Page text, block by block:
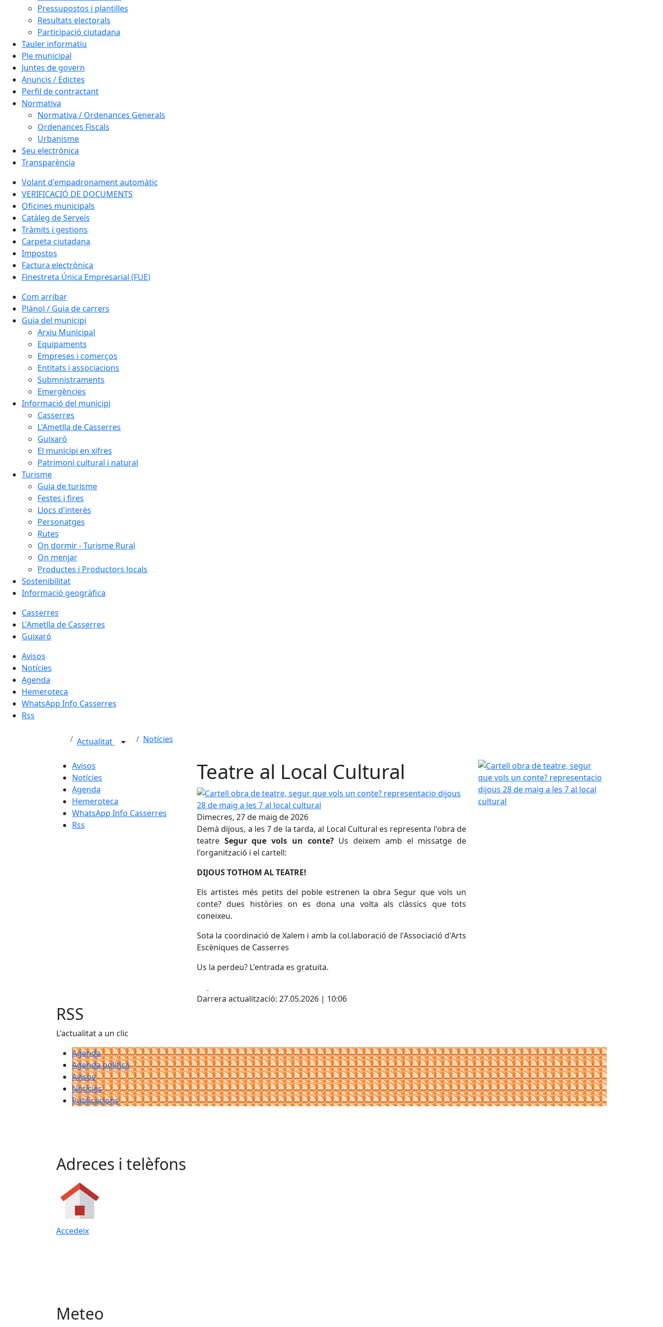
Pressupostos i plantilles
Resultats electorals
Participació ciutadana
Tauler informatiu
Ple municipal
Juntes de govern
Anuncis / Edictes
Perfil de contractant
Normativa
Normativa / Ordenances Generals
Ordenances Fiscals
Urbanisme
Seu electrònica
Transparència
Volant d'empadronament automàtic
VERIFICACIÓ DE DOCUMENTS
Oficines municipals
Catàleg de Serveis
Tràmits i gestions
Carpeta ciutadana
Impostos
Factura electrònica
Finestreta Única Empresarial (FUE)
Com arribar
Plànol / Guia de carrers
Guia del municipi
Arxiu Municipal
Equipaments
Empreses i comerços
Entitats i associacions
Submnistraments
Emergències
Informació del municipi
Casserres
L'Ametlla de Casserres
Guixaró
El municipi en xifres
Patrimoni cultural i natural
Turisme
Guia de turisme
Festes i fires
Llocs d'interès
Personatges
Rutes
On dormir - Turisme Rural
On menjar
Productes i Productors locals
Sostenibilitat
Informació geogràfica
Casserres
L'Ametlla de Casserres
Guixaró
Avisos
Notícies
Agenda
Hemeroteca
WhatsApp Info Casserres
Rss
Actualitat Notícies
Avisos
Notícies
Agenda
Hemeroteca
WhatsApp Info Casserres
Rss
Teatre al Local Cultural
Cartell obra de teatre, segur que vols un conte? representacio dijous 28 de maig a les 7 al local cultural
Dimecres, 27 de maig de 2026
Demà dijous, a les 7 de la tarda, al Local Cultural es representa l'obra de
teatre Segur que vols un conte?Us deixem amb el missatge de
l'organització i el cartell:
DIJOUS TOTHOM AL TEATRE!
Els artistes més petits del poble estrenen la obra Segur que vols un
conte? dues històries on es dona una volta als clàssics que tots
coneixeu.
Sota la coordinació de Xalem i amb la col.laboració de l'Associació d'Arts
Escèniques de Casserres
Us la perdeu? L'entrada es gratuïta.
Darrera actualització: 27.05.2026 | 10:06
Cartell obra de teatre, segur que vols un conte?
RSS
L'actualitat a un clic
Agenda
Agenda política
Avisos
Notícies
Publicacions
Adreces i telèfons
Accedeix
Meteo